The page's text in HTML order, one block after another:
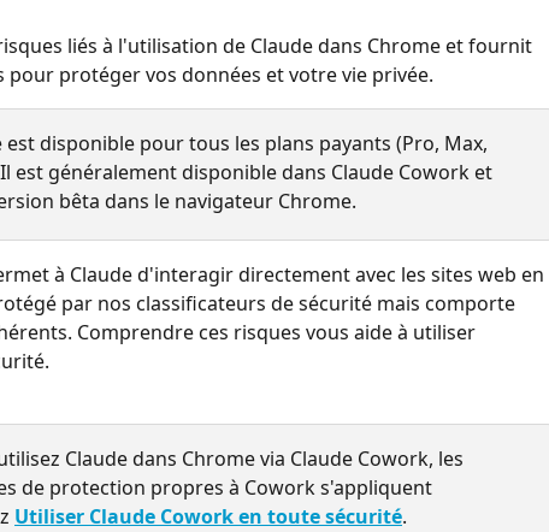
liés à l'utilisation de Claude dans Chrome et fournit
pour protéger vos données et votre vie privée.
est disponible pour tous les plans payants (Pro, Max,
est généralement disponible dans Claude Cowork et
bêta dans le navigateur Chrome.
à Claude d'interagir directement avec les sites web en
par nos classificateurs de sécurité mais comporte
Comprendre ces risques vous aide à utiliser
Claude dans Chrome via Claude Cowork, les
de protection propres à Cowork s'appliquent
Utiliser Claude Cowork en toute sécurité.